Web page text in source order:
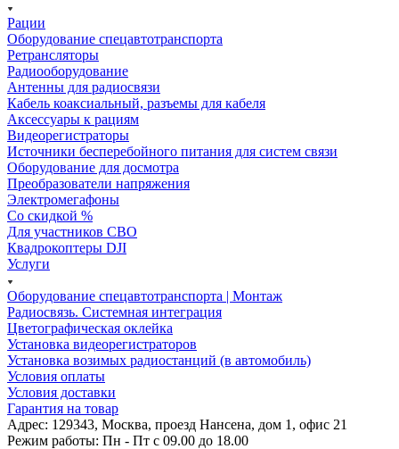
Рации
Оборудование спецавтотранспорта
Ретрансляторы
Радиооборудование
Антенны для радиосвязи
Кабель коаксиальный, разъемы для кабеля
Аксессуары к рациям
Видеорегистраторы
Источники бесперебойного питания для систем связи
Оборудование для досмотра
Преобразователи напряжения
Электромегафоны
Со скидкой %
Для участников СВО
Квадрокоптеры DJI
Услуги
Оборудование спецавтотранспорта | Монтаж
Радиосвязь. Системная интеграция
Цветографическая оклейка
Установка видеорегистраторов
Установка возимых радиостанций (в автомобиль)
Условия оплаты
Условия доставки
Гарантия на товар
Адрес: 129343, Москва, проезд Нансена, дом 1, офис 21
Режим работы: Пн - Пт c 09.00 до 18.00